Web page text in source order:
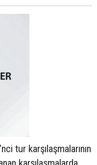
tur karşılaşmalarının